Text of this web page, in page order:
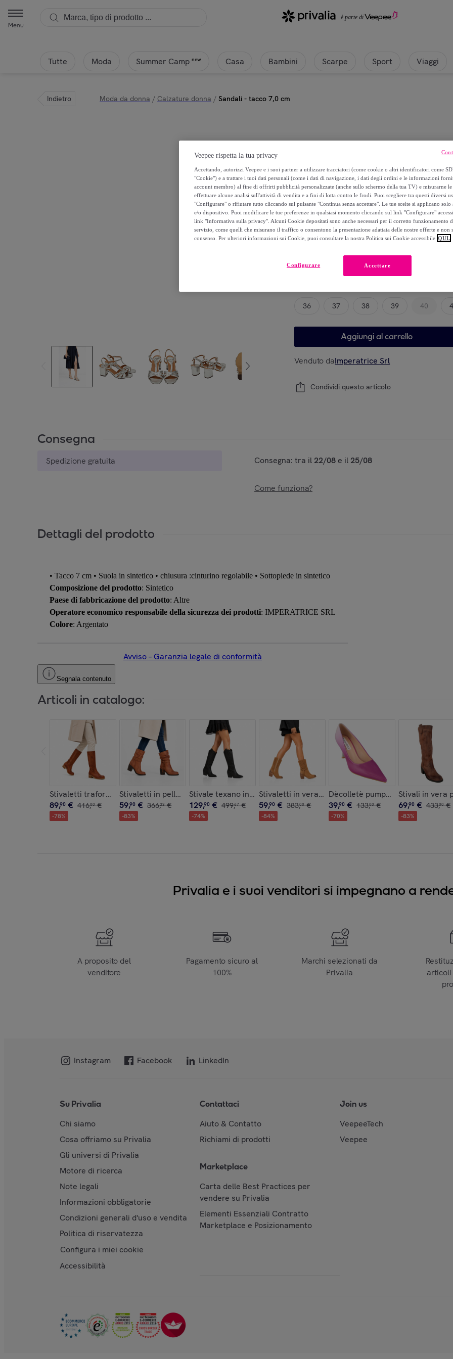
Menu
Tutte Moda Summer Camp new Casa Bambini Scarpe Sport Viaggi
Indietro Moda da donna / Calzature donna / Sandali - tacco 7,0 cm
Imperatrice
Sandali - tacco 7,0 cm
19,90 €
150,00 €
- 86%
36 37 38 39 40
Aggiungi al carrello
Venduto daImperatrice Srl
Condividi questo articolo
Consegna
Spedizione gratuita Consegna: tra il 22/08 e il 25/08
Come funziona?
Dettagli del prodotto
• Tacco 7 cm • Suola in sintetico • chiusura :cinturino regolabile • Sottopiede in sintetico
Composizione del prodotto: Sintetico
Paese di fabbricazione del prodotto: Altre
Operatore economico responsabile della sicurezza dei prodotti: IMPERATRICE SRL
Colore: Argentato
Avviso – Garanzia legale di conformità
Segnala contenuto
Articoli in catalogo:
Stivaletti traforati in vera pelle nabuk
89,90 € 416,00 €
-78%
Stivaletti in pelle di vitello con tacco comodo
59,90 € 366,33 €
-83%
Stivale texano in vera pelle di vitello con vero ricamo
129,90 € 499,67 €
-74%
Stivaletti in vera pelle scamosciata laserati con
59,90 € 383,00 €
-84%
Dècolletè pumps in vernice con
39,90 € 133,00 €
-70%
Stivali in vera
69,90 € 433,00 €
-83%
Privalia e i suoi venditori si impegnano a
A proposito del
venditore
Pagamento sicuro al
100%
Marchi selezionati da
Privalia
articoli
Instagram Facebook LinkedIn
Su Privalia
Chi siamo
Cosa offriamo su Privalia
Gli universi di Privalia
Motore di ricerca
Note legali
Informazioni obbligatorie
Condizioni generali d'uso e vendita
Politica di riservatezza
Configura i miei cookie
Accessibilità
Contattaci
Aiuto & Contatto
Richiami di prodotti
Marketplace
Carta delle Best Practices per
vendere su Privalia
Elementi Essenziali Contratto
Marketplace e Posizionamento
Join us
VeepeeTech
Veepee
Veepee rispetta la tua privacy
Accettando, autorizzi Veepee e i suoi partner a utilizzare tracciatori (come cookie o altri identificatori come
"Cookie") e a trattare i tuoi dati personali (come i dati di navigazione, i dati degli ordini e le informazioni
account membro) al fine di offrirti pubblicità personalizzate (anche sullo schermo della tua TV) e misurarne le
effettuare alcune analisi sull'attività di vendita e a fini di lotta contro le frodi. Puoi scegliere tra questi diversi
"Configurare" o rifiutare tutto cliccando sul pulsante "Continua senza accettare". Le tue scelte si applicano solo
e/o dispositivo. Puoi modificare le tue preferenze in qualsiasi momento cliccando sul link "Configurare"
link "Informativa sulla privacy". Alcuni Cookie depositati sono anche necessari per il corretto funzionamento
servizio, come quelli che misurano il traffico o consentono la presentazione adattata delle nostre offerte e non
consenso. Per ulteriori informazioni sui Cookie, puoi consultare la nostra Politica sui Cookie accessibile QUI.
Accettare
Configurare